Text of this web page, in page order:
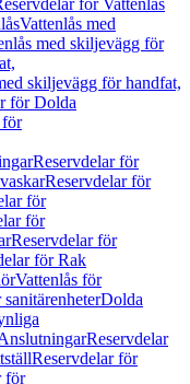
för Vattenlås
Vattenlås med
med skiljevägg för
skiljevägg för handfat,
för Dolda
för
Reservdelar för
Reservdelar för
för
för
Reservdelar för
för Rak
Vattenlås för
Dolda
Reservdelar
Reservdelar för
för